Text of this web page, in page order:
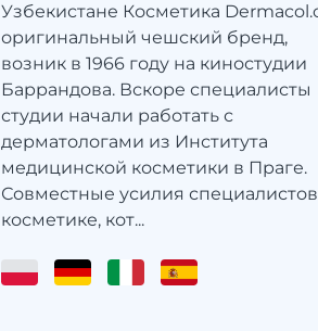
Узбекистане Косметика
оригинальный чешский бренд,
возник в 1966 году на киностудии
Баррандова. Вскоре специалисты
студии начали работать с
дерматологами из Института
медицинской косметики в Праге.
Совместные усилия
косметике, кот...